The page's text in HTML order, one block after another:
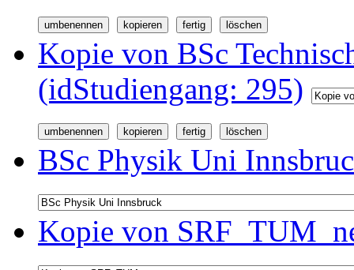
Kopie von BSc
(idStudiengang: 295)
BSc Physik Uni
Kopie von